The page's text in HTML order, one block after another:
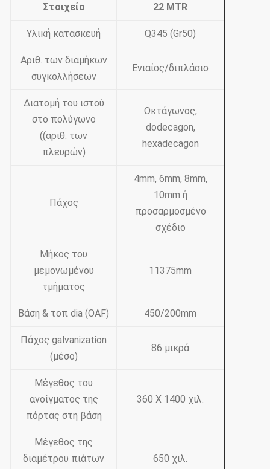
Στοιχείο 22 MTR
Υλική κατασκευή Q345 (Gr50)
Αριθ. των διαμήκων
συγκολλήσεων
Ενιαίος/διπλάσιο
Διατομή του ιστού
στο πολύγωνο
((αριθ. των
πλευρών)
Οκτάγωνος,
dodecagon,
hexadecagon
Πάχος
4mm, 6mm, 8mm,
10mm ή
προσαρμοσμένο
σχέδιο
Μήκος του
μεμονωμένου
τμήματος
11375mm
Βάση & τοπ dia (OAF) 450/200mm
Πάχος galvanization
(μέσο)
86 μικρά
Μέγεθος του
ανοίγματος της
πόρτας στη βάση
360 X 1400 χιλ.
Μέγεθος της
διαμέτρου πιάτων
650 χιλ.